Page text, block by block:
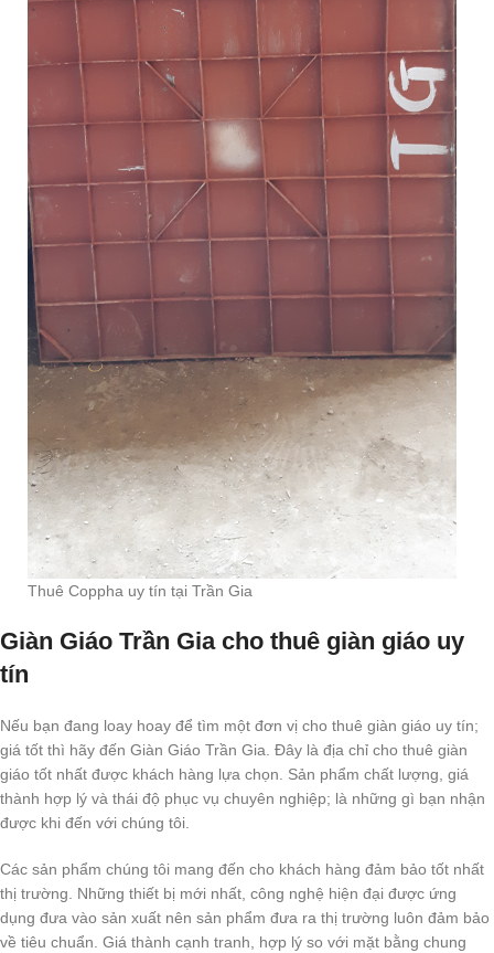
Thuê Coppha uy tín tại Trần Gia
Giàn Giáo Trần Gia cho thuê giàn giáo uy
tín
Nếu bạn đang loay hoay để tìm một đơn vị cho thuê giàn giáo uy tín;
giá tốt thì hãy đến Giàn Giáo Trần Gia. Đây là địa chỉ cho thuê giàn
giáo tốt nhất được khách hàng lựa chọn. Sản phẩm chất lượng, giá
thành hợp lý và thái độ phục vụ chuyên nghiệp; là những gì bạn nhận
được khi đến với chúng tôi.
Các sản phẩm chúng tôi mang đến cho khách hàng đảm bảo tốt nhất
thị trường. Những thiết bị mới nhất, công nghệ hiện đại được ứng
dụng đưa vào sản xuất nên sản phẩm đưa ra thị trường luôn đảm bảo
về tiêu chuẩn. Giá thành cạnh tranh, hợp lý so với mặt bằng chung